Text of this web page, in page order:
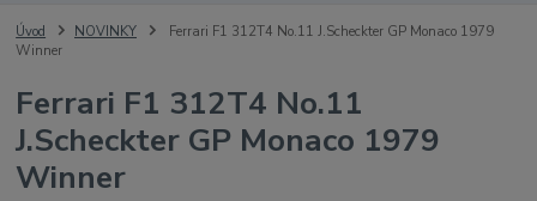
Úvod NOVINKY
Ferrari F1 312T4 No.11 J.Scheckter GP Monaco 1979
Winner
Ferrari F1 312T4 No.11
J.Scheckter GP Monaco 1979
Winner